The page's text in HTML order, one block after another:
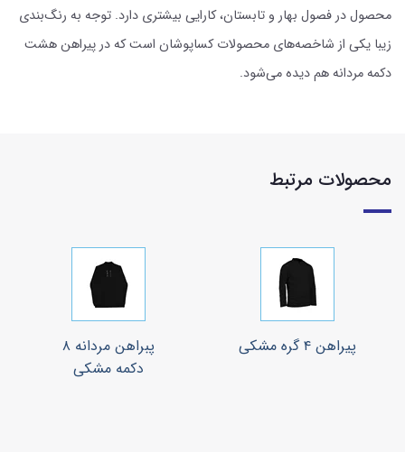
محصول در فصول بهار و تابستان، کارایی بیشتری دارد. توجه به رنگ‌بندی
زیبا یکی از شاخصه‌های محصولات کساپوشان است که در پیراهن هشت
دکمه مردانه هم دیده می‌شود.
محصولات مرتبط
پیراهن ۴ گره مشکی
پبراهن مردانه ۸
دکمه مشکی